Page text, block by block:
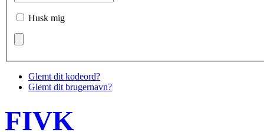
Husk mig
Glemt dit kodeord?
Glemt dit brugernavn?
FIVK